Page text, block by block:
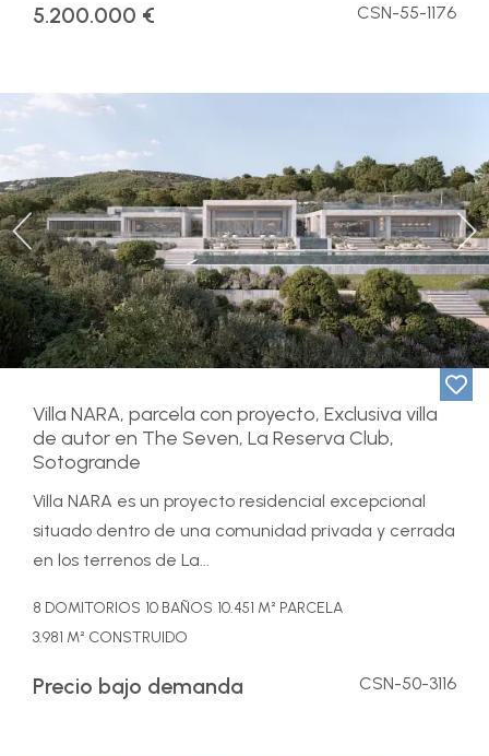
5.200.000 € CSN-55-1176
Previous
Villa NARA, parcela con proyecto, Exclusiva villa
de autor en The Seven, La Reserva Club,
Sotogrande
Villa NARA es un proyecto residencial excepcional
situado dentro de una comunidad privada y cerrada
en los terrenos de La...
8 DOMITORIOS 10 BAÑOS 10.451 M² PARCELA
3.981 M² CONSTRUIDO
Precio bajo demanda CSN-50-3116